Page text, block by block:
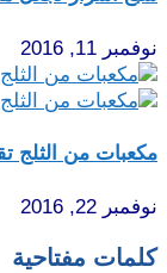
نوفمبر 11, 2016
مكعبات من الثلج
نوفمبر 22, 2016
كلمات مفتاحية